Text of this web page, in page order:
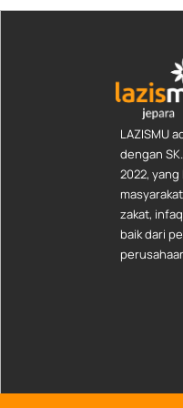
LAZISMU
dengan
2022,
zakat,
baik dari